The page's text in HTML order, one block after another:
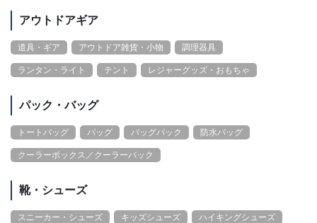
アウトドアギア
道具・ギア アウトドア雑貨・小物 調理器具
ランタン・ライト テント レジャーグッズ・おもちゃ
パック・バッグ
トートバッグ バッグ バッグパック 防水バッグ
クーラーボックス／クーラーバック
靴・シューズ
スニーカー・シューズ キッズシューズ ハイキングシューズ